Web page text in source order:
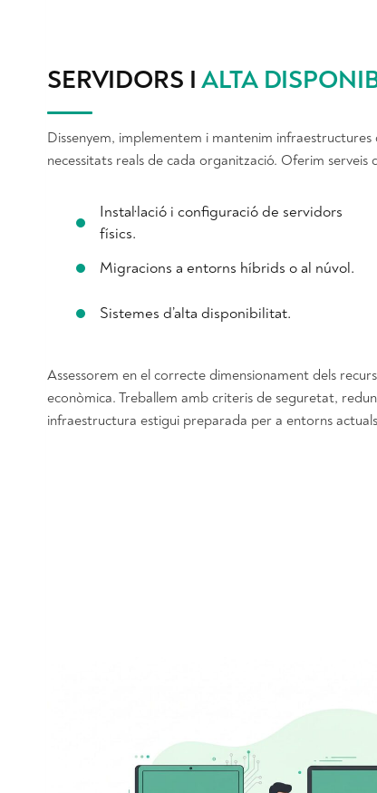
SERVIDORS IALTA
Dissenyem, implementem i mantenim
necessitats reals de cada organització. Oferim serveis
Instal·lació i configuració de servidors
físics.
Migracions a entorns híbrids o al núvol.
Sistemes d’alta disponibilitat.
Assessorem en el correcte dimensionament dels
econòmica. Treballem amb criteris de seguretat,
infraestructura estigui preparada per a entorns